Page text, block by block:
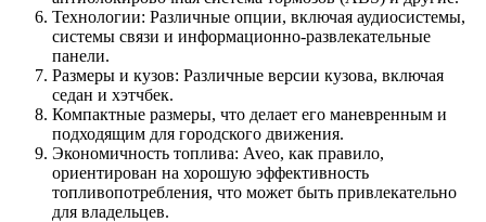
Технологии: Различные опции, включая аудиосистемы,
системы связи и информационно-развлекательные
панели.
Размеры и кузов: Различные версии кузова, включая
седан и хэтчбек.
Компактные размеры, что делает его маневренным и
подходящим для городского движения.
Экономичность топлива: Aveo, как правило,
ориентирован на хорошую эффективность
топливопотребления, что может быть привлекательно
для владельцев.